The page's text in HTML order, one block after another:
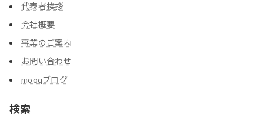
代表者挨拶
会社概要
事業のご案内
お問い合わせ
mooqブログ
検索